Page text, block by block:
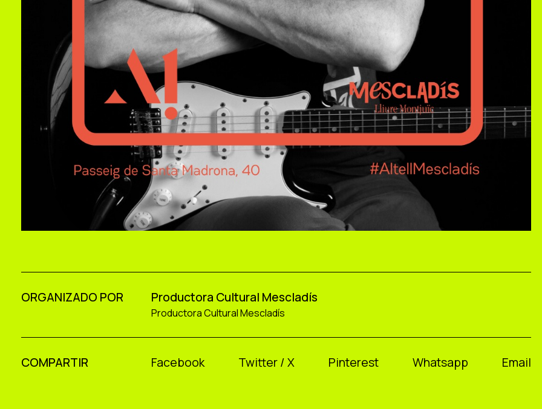
ORGANIZADO POR Productora Cultural Mescladís
Productora Cultural Mescladís
COMPARTIR Facebook Twitter / X Pinterest Whatsapp Email